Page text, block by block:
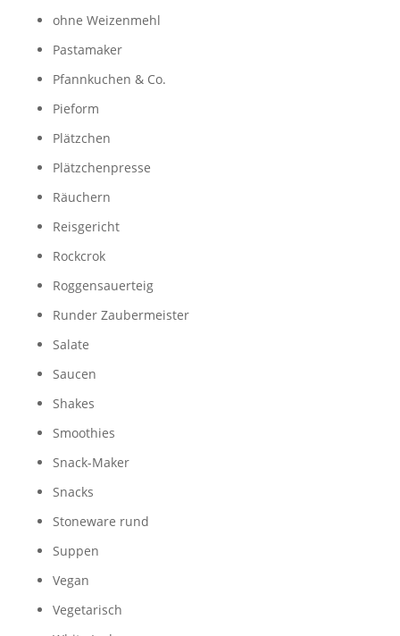
ohne Weizenmehl
Pastamaker
Pfannkuchen & Co.
Pieform
Plätzchen
Plätzchenpresse
Räuchern
Reisgericht
Rockcrok
Roggensauerteig
Runder Zaubermeister
Salate
Saucen
Shakes
Smoothies
Snack-Maker
Snacks
Stoneware rund
Suppen
Vegan
Vegetarisch